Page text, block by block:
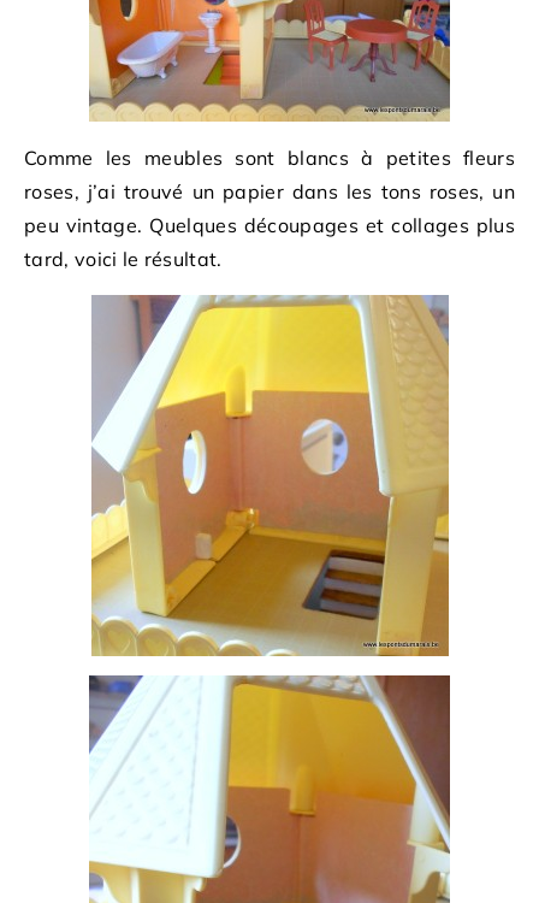
Comme les meubles sont blancs à petites fleurs
roses, j’ai trouvé un papier dans les tons roses, un
peu vintage. Quelques découpages et collages plus
tard, voici le résultat.